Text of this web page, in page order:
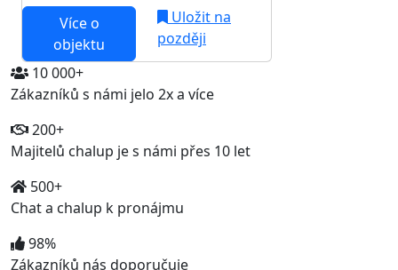
Více o
objektu
Uložit na
později
10 000+
Zákazníků s námi jelo 2x a více
200+
Majitelů chalup je s námi přes 10 let
500+
Chat a chalup k pronájmu
98%
Zákazníků nás doporučuje